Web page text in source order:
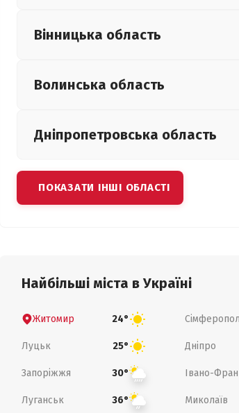
Вінницька область
Волинська область
Дніпропетровська область
ПОКАЗАТИ ІНШІ ОБЛАСТІ
Найбільші міста в Україні
Житомир 24°
Луцьк 25° Дніпро
Запоріжжя 30° Івано-
Луганськ 36° Миколаїв